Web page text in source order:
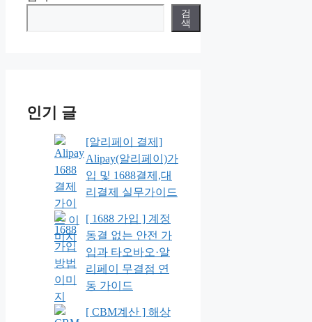
검
색
인기 글
[알리페이 결제]
Alipay(알리페이)가
입 및 1688결제,대
리결제 실무가이드
[ 1688 가입 ] 계정
동결 없는 안전 가
입과 타오바오·알
리페이 무결점 연
동 가이드
[ CBM계산 ] 해상